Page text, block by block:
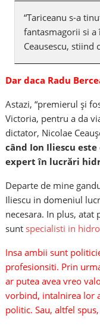
“Tariceanu s-a
fantasmagorii si a
Ceausescu, stiind
Dar daca Radu
Astazi, “premierul şi
Victoria, pentru a da
dictator, Nicolae
când Ion Iliescu
expert în lucrări
Departe de mine
Iliescu in domeniul
necesara. In plus, atat
suntspecialisti in
Insa ambii sunt
profesionsiti. Prin
ar putea avea vreo
vorbind, intalnirea lor
politic. Sau, altfel